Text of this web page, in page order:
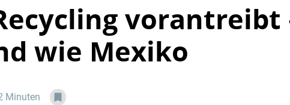
vorantreibt
wie Mexiko
Minuten